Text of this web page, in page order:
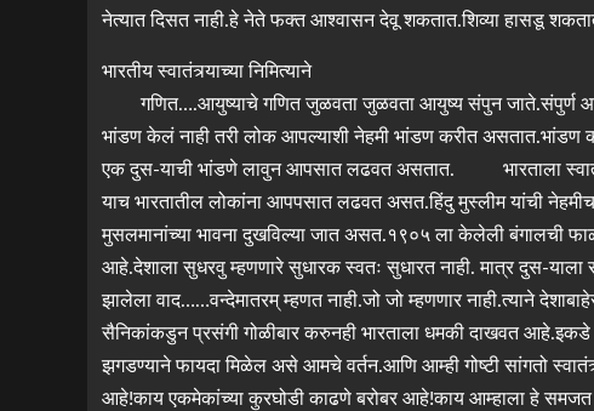
नेत्यात दिसत नाही.हे नेते फक्त आश्वासन देवू शकतात.शिव्या हासडू
भारतीय स्वातंत्र्याच्या निमित्याने
गणित….आयुष्याचे गणित जुळवता जुळवता आयुष्य संपुन जाते.संपुर्ण
भांडण केलं नाही तरी लोक आपल्याशी नेहमी भांडण करीत असतात.भांडण
एक दुस-याची भांडणे लावुन आपसात लढवत असतात. भारताला स्वातंत्र
याच भारतातील लोकांना आपपसात लढवत असत.हिंदु मुस्लीम यांची
मुसलमानांच्या भावना दुखविल्या जात असत.१९०५ ला केलेली
आहे.देशाला सुधरवु म्हणणारे सुधारक स्वतः सुधारत नाही. मात्र दुस-याला
झालेला वाद……वन्देमातरम् म्हणत नाही.जो जो म्हणणार नाही.त्याने
सैनिकांकडुन प्रसंगी गोळीबार करुनही भारताला धमकी दाखवत आहे.इकडे
झगडण्याने फायदा मिळेल असे आमचे वर्तन.आणि आम्ही गोष्टी सांगतो
आहे!काय एकमेकांच्या कुरघोडी काढणे बरोबर आहे!काय आम्हाला हे समजत